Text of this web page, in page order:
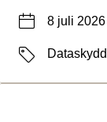
Datum8 juli 2026
EtiketterDataskydd